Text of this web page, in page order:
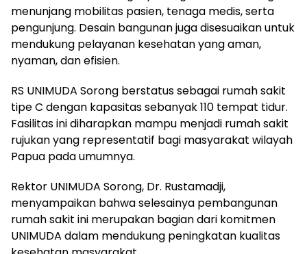
menunjang mobilitas pasien, tenaga medis, serta
pengunjung. Desain bangunan juga disesuaikan untuk
mendukung pelayanan kesehatan yang aman,
nyaman, dan efisien.
RS UNIMUDA Sorong berstatus sebagai rumah sakit
tipe C dengan kapasitas sebanyak 110 tempat tidur.
Fasilitas ini diharapkan mampu menjadi rumah sakit
rujukan yang representatif bagi masyarakat wilayah
Papua pada umumnya.
Rektor UNIMUDA Sorong, Dr. Rustamadji,
menyampaikan bahwa selesainya pembangunan
rumah sakit ini merupakan bagian dari komitmen
UNIMUDA dalam mendukung peningkatan kualitas